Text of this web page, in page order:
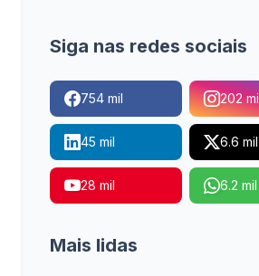
Siga nas redes sociais
754 mil 202
45 mil 6.6 mil
28 mil 6.2 mil
Mais lidas